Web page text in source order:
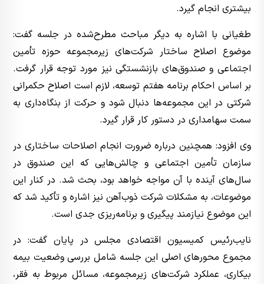
بیشتری انجام گیرد.
طغیانی با اشاره به دیگر مباحث مطرح‌شده در جلسه گفت:
موضوع اصلاح ساختار شرکت‌های زیرمجموعه حوزه تأمین
اجتماعی و صندوق‌های بازنشستگی نیز مورد توجه قرار گرفت.
بر اساس احکام برنامه هفتم توسعه، لازم است اصلاح حکمرانی
شرکتی در این مجموعه‌ها دنبال شود و حرکت از بنگاه‌داری به
سمت سهامداری در دستور کار قرار گیرد.
وی افزود: همچنین درباره ضرورت انجام اصلاحات ساختاری در
سازمان تأمین اجتماعی و چالش‌هایی که این صندوق در
سال‌های آینده با آن مواجه خواهد بود، بحث شد. در کنار این
موضوعات، به مشکلات شرکت ذوب‌آهن نیز اشاره و تأکید شد که
این موضوع نیازمند پیگیری و برنامه‌ریزی جدی است.
نایب‌رئیس کمیسیون اقتصادی مجلس در پایان گفت: در
مجموع محورهای اصلی این جلسه شامل بررسی وضعیت بیمه
بیکاری، عملکرد شرکت‌های زیرمجموعه، مسائل مربوط به فقر،